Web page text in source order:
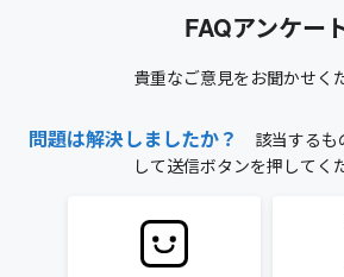
FAQアンケー
貴重なご意見をお聞かせく
問題は解決しましたか？
該当するも
して送信ボタンを押してく